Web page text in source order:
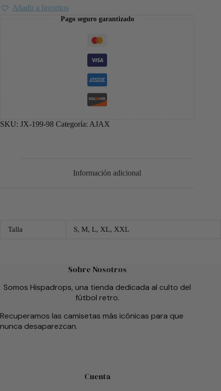
Añadir a favoritos
Pago seguro garantizado
SKU: JX-199-98 Categoría: AJAX
Información adicional
Talla S, M, L, XL, XXL
Sobre Nosotros
Somos Hispadrops, una tienda dedicada al culto del
fútbol retro.
Recuperamos las camisetas más icónicas para que
nunca desaparezcan.
Cuenta